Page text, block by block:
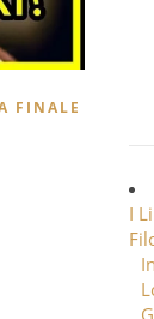
FINALE
I